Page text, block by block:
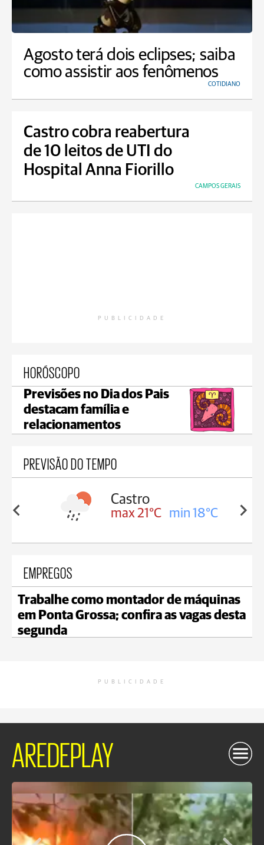
Agosto terá dois eclipses; saiba
como assistir aos fenômenos
COTIDIANO
Castro cobra reabertura
de 10 leitos de UTI do
Hospital Anna Fiorillo
CAMPOS GERAIS
PUBLICIDADE
HORÓSCOPO
Previsões no Dia dos Pais
destacam família e
relacionamentos
PREVISÃO DO TEMPO
18°C
Castro
max 21°C min 18°C
EMPREGOS
Trabalhe como montador de máquinas
em Ponta Grossa; confira as vagas desta
segunda
PUBLICIDADE
AREDEPLAY